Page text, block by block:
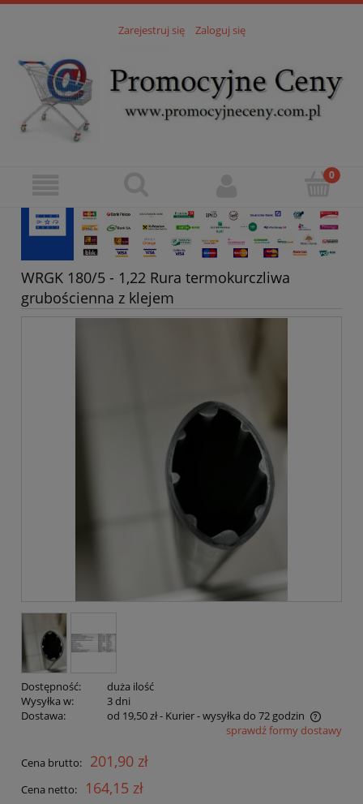
Zarejestruj się Zaloguj się
WRGK 180/5 - 1,22 Rura termokurczliwa
grubościenna z klejem
Dostępność:
duża ilość
Wysyłka w:
3 dni
Dostawa:
od 19,50 zł- Kurier - wysyłka do 72 godzin
Cena nie zawiera ewentualnych kosztów płatnościsprawdź formy dostawy
Cena brutto: 201,90 zł
Cena netto: 164,15 zł